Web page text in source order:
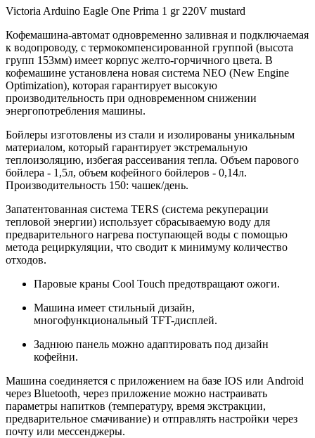
Victoria Arduino Eagle One Prima 1 gr 220V mustard
Кофемашина-автомат одновременно заливная и подключаемая
к водопроводу, с термокомпенсированной группой (высота
групп 153мм) имеет корпус желто-горчичного цвета. В
кофемашине установлена новая система NEO (New Engine
Optimization), которая гарантирует высокую
производительность при одновременном снижении
энергопотребления машины.
Бойлеры изготовлены из стали и изолированы уникальным
материалом, который гарантирует экстремальную
теплоизоляцию, избегая рассеивания тепла. Объем парового
бойлера - 1,5л, объем кофейного бойлеров - 0,14л.
Производительность 150: чашек/день.
Запатентованная система TERS (система рекуперации
тепловой энергии) использует сбрасываемую воду для
предварительного нагрева поступающей воды с помощью
метода рециркуляции, что сводит к минимуму количество
отходов.
Паровые краны Cool Touch предотвращают ожоги.
Машина имеет стильный дизайн,
многофункциональный TFT-дисплей.
Заднюю панель можно адаптировать под дизайн
кофейни.
Машина соединяется с приложением на базе IOS или Android
через Bluetooth, через приложение можно настраивать
параметры напитков (температуру, время экстракции,
предварительное смачивание) и отправлять настройки через
почту или мессенджеры.